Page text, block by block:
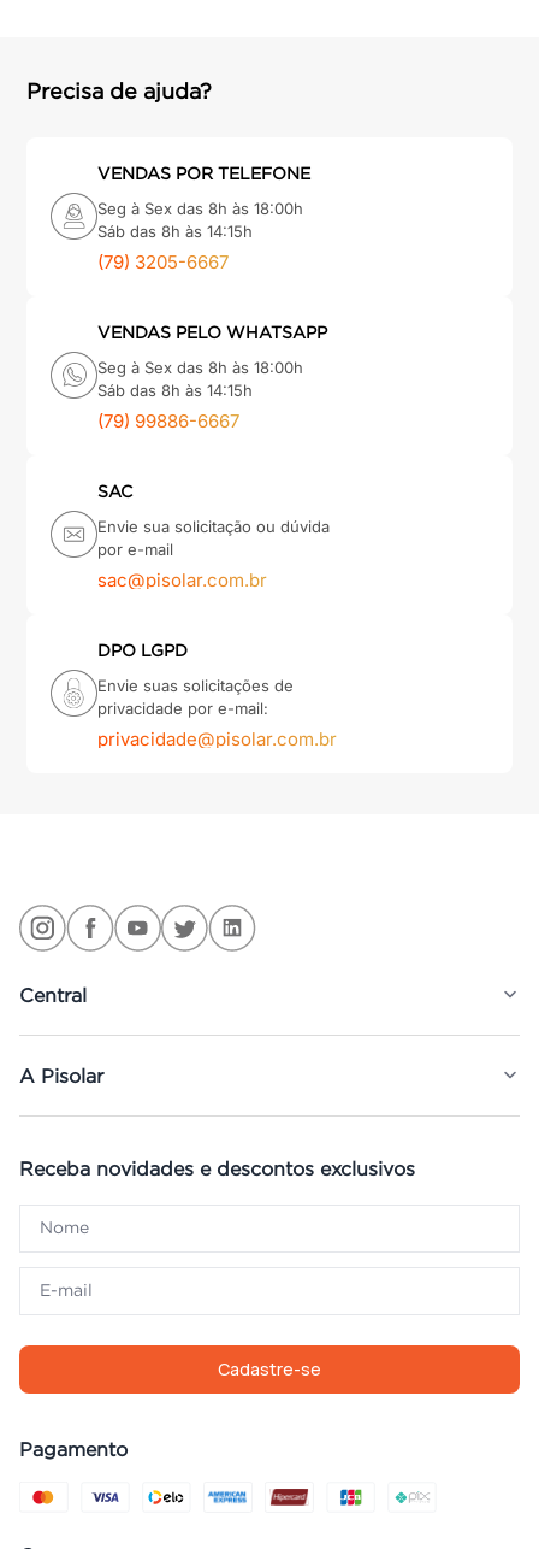
Precisa de ajuda?
VENDAS POR TELEFONE
Seg à Sex das 8h às 18:00h
Sáb das 8h às 14:15h
(79) 3205-6667
VENDAS PELO WHATSAPP
Seg à Sex das 8h às 18:00h
Sáb das 8h às 14:15h
(79) 99886-6667
SAC
Envie sua solicitação ou dúvida
por e-mail
sac@pisolar.com.br
DPO LGPD
Envie suas solicitações de
privacidade por e-mail:
privacidade@pisolar.com.br
Central
A Pisolar
Receba novidades e descontos exclusivos
Cadastre-se
Pagamento